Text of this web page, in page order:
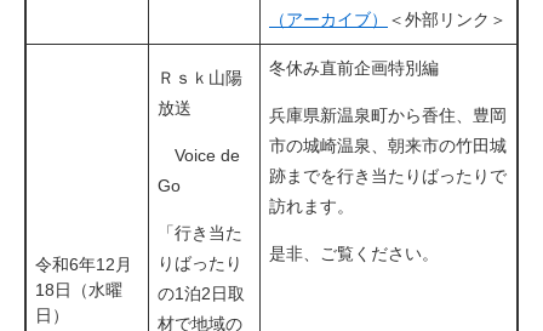
（アーカイブ）
＜外部リンク＞
令和6年12月
18日（水曜
日）
Ｒｓｋ山陽
放送
Voice de
Go
「行き当た
りばったり
の1泊2日取
材で地域の
冬休み直前企画特別編
兵庫県新温泉町から香住、豊岡
市の城崎温泉、朝来市の竹田城
跡までを行き当たりばったりで
訪れます。
是非、ご覧ください。